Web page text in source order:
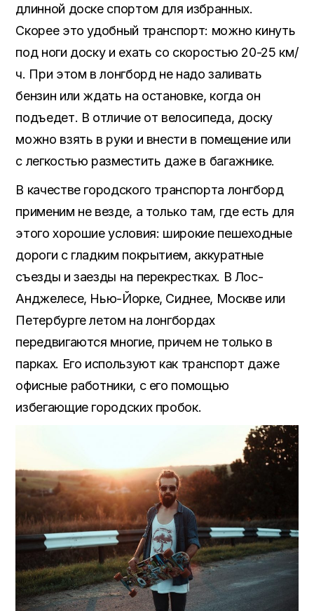
длинной доске спортом для избранных.
Скорее это удобный транспорт: можно кинуть
под ноги доску и ехать со скоростью 20-25 км/
ч. При этом в лонгборд не надо заливать
бензин или ждать на остановке, когда он
подъедет. В отличие от велосипеда, доску
можно взять в руки и внести в помещение или
с легкостью разместить даже в багажнике.
В качестве городского транспорта лонгборд
применим не везде, а только там, где есть для
этого хорошие условия: широкие пешеходные
дороги с гладким покрытием, аккуратные
съезды и заезды на перекрестках. В Лос-
Анджелесе, Нью-Йорке, Сиднее, Москве или
Петербурге летом на лонгбордах
передвигаются многие, причем не только в
парках. Его используют как транспорт даже
офисные работники, с его помощью
избегающие городских пробок.